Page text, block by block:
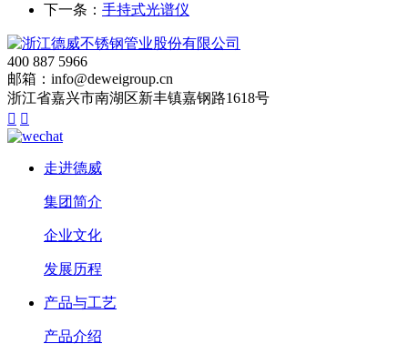
下一条： 手持式光谱仪
400 887 5966
邮箱：info@deweigroup.cn
浙江省嘉兴市南湖区新丰镇嘉钢路1618号
 
走进德威
集团简介
企业文化
发展历程
产品与工艺
产品介绍